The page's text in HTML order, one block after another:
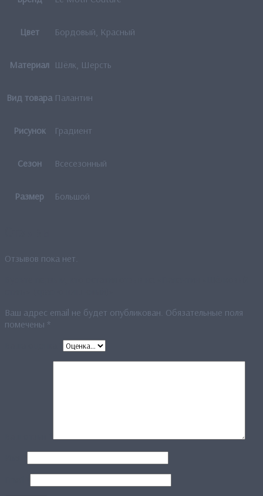
Цвет Бордовый, Красный
Материал Шёлк, Шерсть
Вид товара Палантин
Рисунок Градиент
Сезон Всесезонный
Размер Большой
Отзывов пока нет.
Ваш адрес email не будет опубликован. Обязательные поля
помечены *